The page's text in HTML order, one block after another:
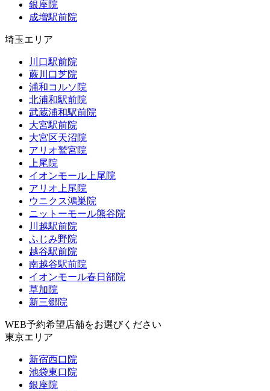
銀座院
成増駅前院
埼玉エリア
川口駅前院
蕨川口芝院
浦和コルソ院
北浦和駅前院
武蔵浦和駅前院
大宮駅前院
大宮区天沼院
アリオ鷲宮院
上尾院
イオンモール上尾院
アリオ上尾院
ウニクス鴻巣院
ニットーモール熊谷院
川越駅前院
ふじみ野院
越谷駅前院
南越谷駅前院
イオンモール春日部院
草加院
新三郷院
WEB予約希望店舗をお選びください
東京エリア
新宿西口院
池袋東口院
銀座院